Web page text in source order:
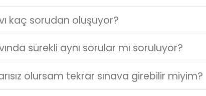
kaç sorudan oluşuyor?
sürekli aynı sorular mı soruluyor?
olursam tekrar sınava girebilir miyim?